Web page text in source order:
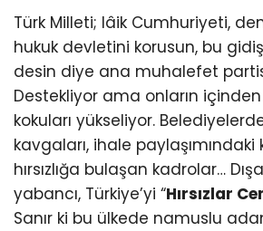
Türk Milleti; lâik Cumhuriyeti,
hukuk devletini korusun, bu
desin diye ana muhalefet
Destekliyor ama onların
kokuları yükseliyor.
kavgaları, ihale paylaşımındaki
hırsızlığa bulaşan kadrolar…
yabancı, Türkiye’yi “Hırsızlar
Sanır ki bu ülkede namuslu